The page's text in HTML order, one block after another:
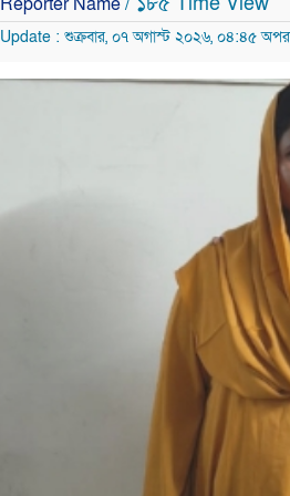
Update : শুক্রবার, ০৭ অগাস্ট ২০২৬, ০৪:৪৫